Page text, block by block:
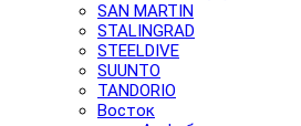
SAN MARTIN
STALINGRAD
STEELDIVE
SUUNTO
TANDORIO
Восток